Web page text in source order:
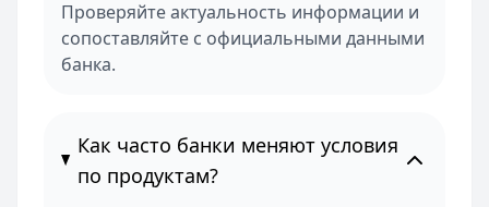
Проверяйте актуальность информации и
сопоставляйте с официальными данными
банка.
Как часто банки меняют условия
по продуктам?